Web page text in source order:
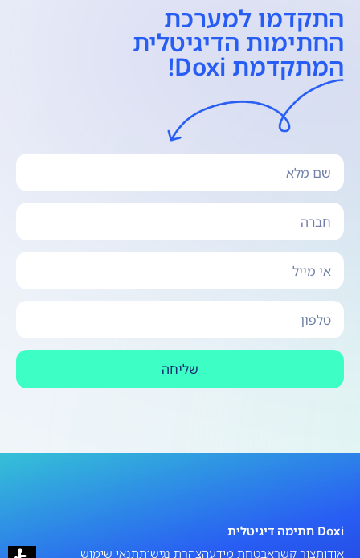
התקדמו למערכת
החתימות הדיגיטלית
המתקדמת Doxi!
שליחה
Doxi חתימה דיגיטלית
אודותצור קשראבטחת מידעהצהרת נגישותתנאי שימוש